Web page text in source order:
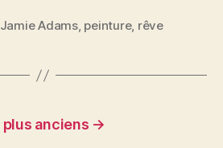
er
t
rt
g
Jamie Adams, peinture, rêve
plus anciens →